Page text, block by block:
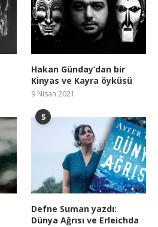
Hakan Günday’dan bir
Kinyas ve Kayra öyküsü
9 Nisan 2021
5
Defne Suman yazdı:
Dünya Ağrısı ve Erleichda